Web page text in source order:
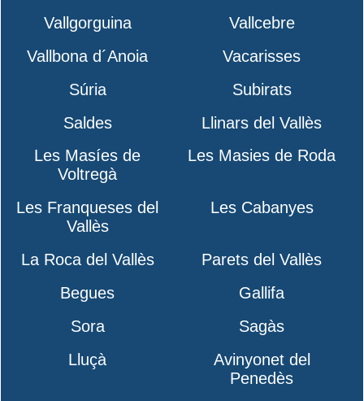
Vallgorguina
Vallcebre
Vallbona d´Anoia
Vacarisses
Súria
Subirats
Saldes
Llinars del Vallès
Les Masíes de
Voltregà
Les Masies de Roda
Les Franqueses del
Vallès
Les Cabanyes
La Roca del Vallès
Parets del Vallès
Begues
Gallifa
Sora
Sagàs
Lluçà
Avinyonet del
Penedès